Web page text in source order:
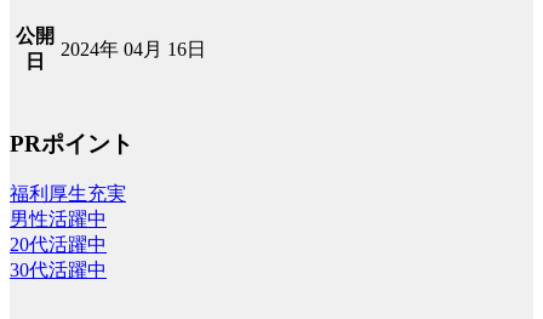
公開
日
2024年 04月 16日
PRポイント
福利厚生充実
男性活躍中
20代活躍中
30代活躍中